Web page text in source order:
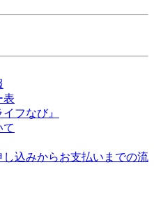
表
フなび』
て
込みからお支払いまでの流